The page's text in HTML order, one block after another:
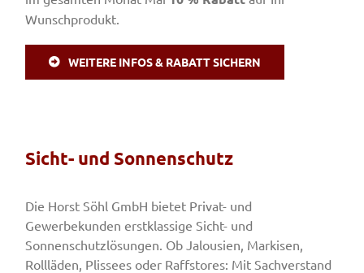
Wunschprodukt.
WEITERE INFOS & RABATT SICHERN
Sicht- und Sonnenschutz
Die Horst Söhl GmbH bietet Privat- und
Gewerbekunden erstklassige Sicht- und
Sonnenschutzlösungen. Ob Jalousien, Markisen,
Rollläden, Plissees oder Raffstores: Mit Sachverstand